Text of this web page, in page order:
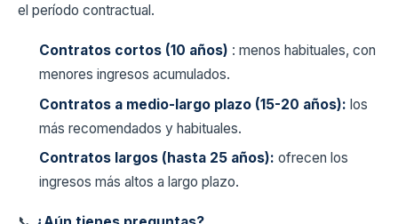
el período contractual.
Contratos cortos (10 años) : menos habituales, con
menores ingresos acumulados.
Contratos a medio-largo plazo (15-20 años): los
más recomendados y habituales.
Contratos largos (hasta 25 años): ofrecen los
ingresos más altos a largo plazo.